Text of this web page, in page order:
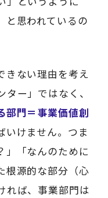
と思われているの
きない理由を考え
ー」ではなく、
部門＝事業価値創
いけません。つま
」「なんのために
根源的な部分（心
れば、事業部門は